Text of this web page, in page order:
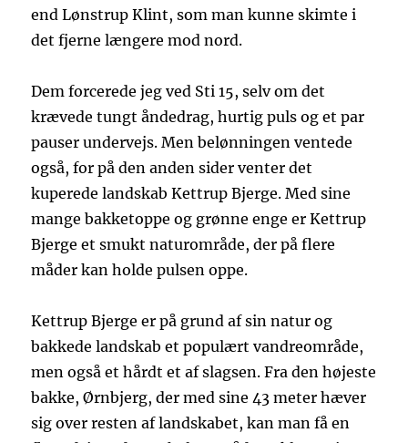
end Lønstrup Klint, som man kunne skimte i
det fjerne længere mod nord.
Dem forcerede jeg ved Sti 15, selv om det
krævede tungt åndedrag, hurtig puls og et par
pauser undervejs. Men belønningen ventede
også, for på den anden sider venter det
kuperede landskab Kettrup Bjerge. Med sine
mange bakketoppe og grønne enge er Kettrup
Bjerge et smukt naturområde, der på flere
måder kan holde pulsen oppe.
Kettrup Bjerge er på grund af sin natur og
bakkede landskab et populært vandreområde,
men også et hårdt et af slagsen. Fra den højeste
bakke, Ørnbjerg, der med sine 43 meter hæver
sig over resten af landskabet, kan man få en